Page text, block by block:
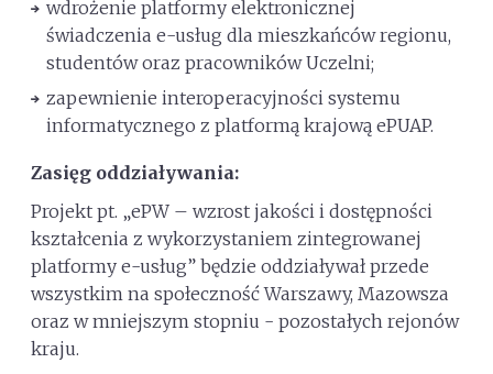
wdrożenie platformy elektronicznej
świadczenia e-usług dla mieszkańców regionu,
studentów oraz pracowników Uczelni;
zapewnienie interoperacyjności systemu
informatycznego z platformą krajową ePUAP.
Zasięg oddziaływania:
Projekt pt. „ePW – wzrost jakości i dostępności
kształcenia z wykorzystaniem zintegrowanej
platformy e-usług” będzie oddziaływał przede
wszystkim na społeczność Warszawy, Mazowsza
oraz w mniejszym stopniu - pozostałych rejonów
kraju.